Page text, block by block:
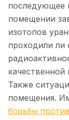
последующее
помещении
изотопов
проходили ли
Также
помещения.
борьбы